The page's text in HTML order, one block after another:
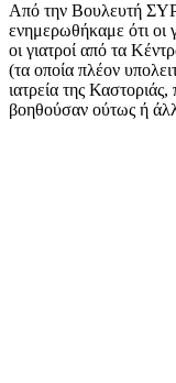
Από την Βουλευτή
ενημερωθήκαμε ότι οι
οι γιατροί από τα
(τα οποία πλέον
ιατρεία της
βοηθούσαν ούτως ή